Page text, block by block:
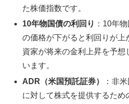
た株価指数です。
10年物国債の利回り ：10年
の価格が下がると利回りが上
資家が将来の金利上昇を予想
います。
ADR（米国預託証券）
：非
に対して株式を提供するため